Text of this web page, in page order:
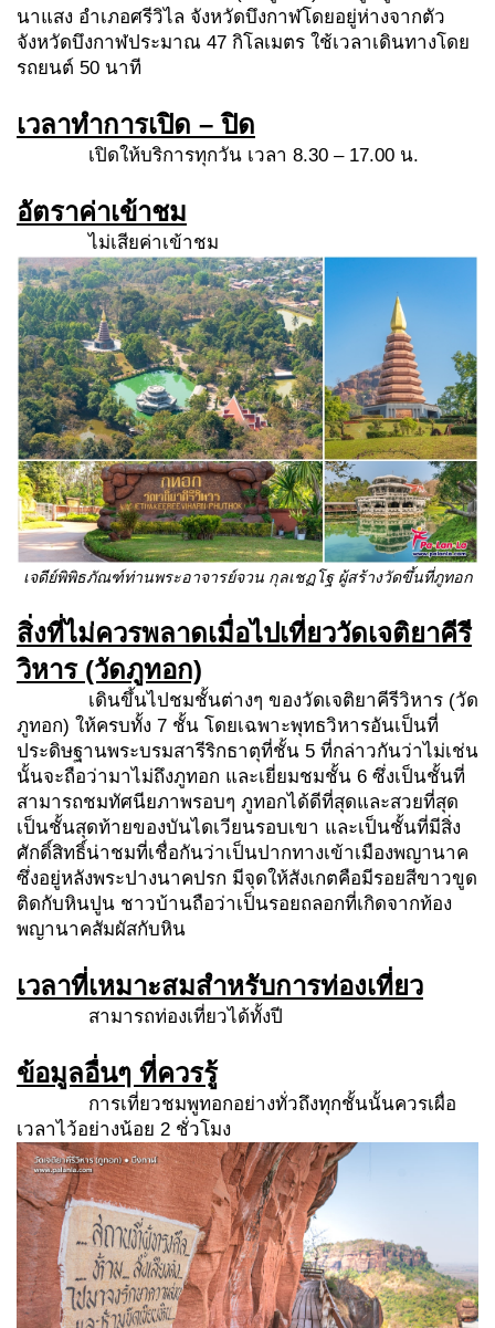
นาแสง อำเภอศรีวิไล จังหวัดบึงกาฬโดยอยู่ห่างจากตัว
จังหวัดบึงกาฬประมาณ 47 กิโลเมตร ใช้เวลาเดินทางโดย
รถยนต์ 50 นาที
เวลาทำการเปิด – ปิด
เปิดให้บริการทุกวัน เวลา 8.30 – 17.00 น.
อัตราค่าเข้าชม
ไม่เสียค่าเข้าชม
เจดีย์พิพิธภัณฑ์ท่านพระอาจารย์จวน กุลเชฏโฐ ผู้สร้างวัดขึ้นที่ภูทอก
สิ่งที่ไม่ควรพลาดเมื่อไปเที่ยววัดเจติยาคีรี
วิหาร (วัดภูทอก)
เดินขึ้นไปชมชั้นต่างๆ ของวัดเจติยาคีรีวิหาร (วัด
ภูทอก) ให้ครบทั้ง 7 ชั้น โดยเฉพาะพุทธวิหารอันเป็นที่
ประดิษฐานพระบรมสารีริกธาตุที่ชั้น 5 ที่กล่าวกันว่าไม่เช่น
นั้นจะถือว่ามาไม่ถึงภูทอก และเยี่ยมชมชั้น 6 ซึ่งเป็นชั้นที่
สามารถชมทัศนียภาพรอบๆ ภูทอกได้ดีที่สุดและสวยที่สุด
เป็นชั้นสุดท้ายของบันไดเวียนรอบเขา และเป็นชั้นที่มีสิ่ง
ศักดิ์สิทธิ์น่าชมที่เชื่อกันว่าเป็นปากทางเข้าเมืองพญานาค
ซึ่งอยู่หลังพระปางนาคปรก มีจุดให้สังเกตคือมีรอยสีขาวขูด
ติดกับหินปูน ชาวบ้านถือว่าเป็นรอยถลอกที่เกิดจากท้อง
พญานาคสัมผัสกับหิน
เวลาที่เหมาะสมสำหรับการท่องเที่ยว
สามารถท่องเที่ยวได้ทั้งปี
ข้อมูลอื่นๆ ที่ควรรู้
การเที่ยวชมพูทอกอย่างทั่วถึงทุกชั้นนั้นควรเผื่อ
เวลาไว้อย่างน้อย 2 ชั่วโมง